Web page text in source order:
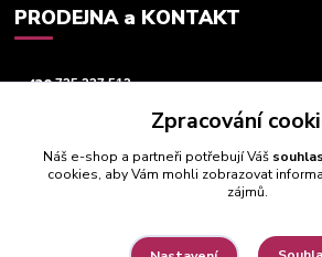
PRODEJNA a KONTAKT
+420725 237 512
Zpracování
Náš e-shop a partneři potřebují Váš souhlas
cookies, aby Vám mohli zobrazovat
zájmů.